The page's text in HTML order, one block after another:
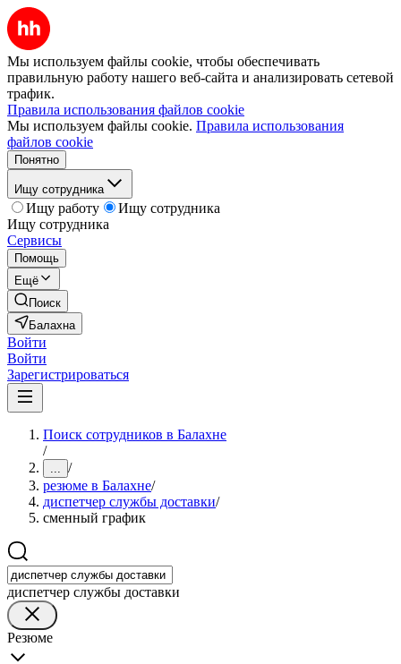
Мы используем файлы cookie, чтобы обеспечивать
правильную работу нашего веб-сайта и анализировать сетевой
трафик.
Правила использования файлов cookie
Мы используем файлы cookie. Правила использования
файлов cookie
Понятно
Ищу сотрудника
Ищу работу
Ищу сотрудника
Ищу сотрудника
Сервисы
Помощь
Ещё
Поиск
Балахна
Войти
Войти
Зарегистрироваться
Поиск сотрудников в Балахне
/
... /
резюме в Балахне/
диспетчер службы доставки/
сменный график
диспетчер службы доставки
Резюме